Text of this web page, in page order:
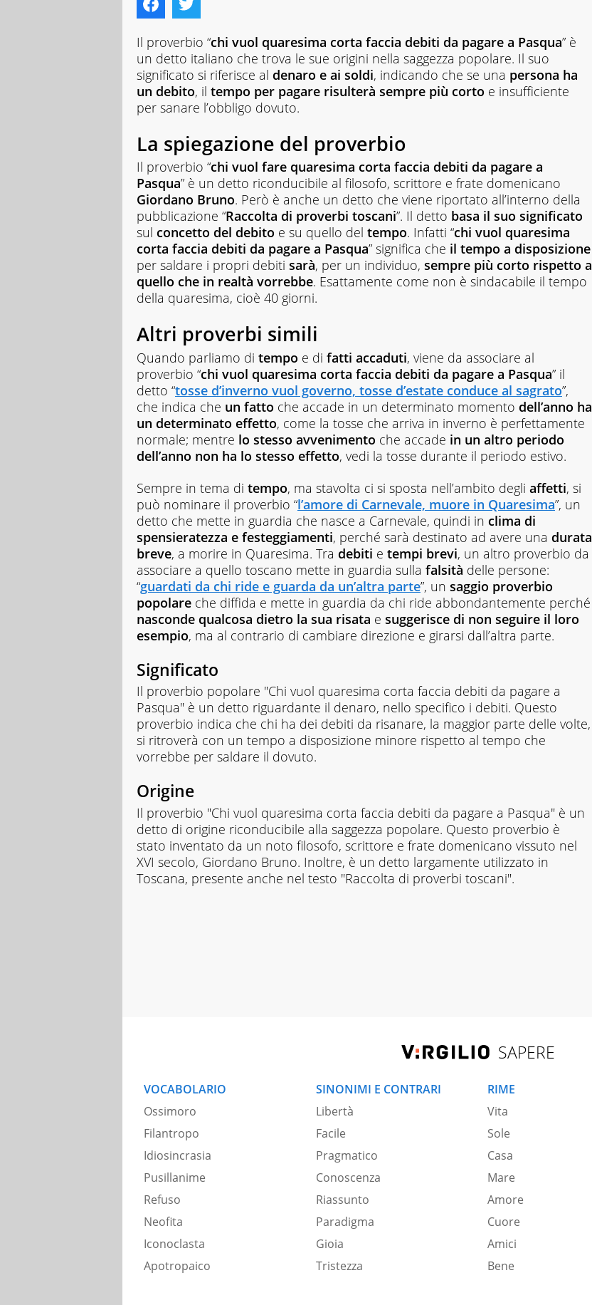
Il proverbio “chi vuol quaresima corta faccia debiti da pagare a Pasqua” è
un detto italiano che trova le sue origini nella saggezza popolare. Il suo
significato si riferisce al denaro e ai soldi, indicando che se una persona ha
un debito, il tempo per pagare risulterà sempre più corto e insufficiente
per sanare l’obbligo dovuto.
La spiegazione del proverbio
Il proverbio “chi vuol fare quaresima corta faccia debiti da pagare a
Pasqua” è un detto riconducibile al filosofo, scrittore e frate domenicano
Giordano Bruno. Però è anche un detto che viene riportato all’interno della
pubblicazione “Raccolta di proverbi toscani”. Il detto basa il suo significato
sul concetto del debito e su quello del tempo. Infatti “chi vuol quaresima
corta faccia debiti da pagare a Pasqua” significa che il tempo a disposizione
per saldare i propri debiti sarà, per un individuo, sempre più corto rispetto a
quello che in realtà vorrebbe. Esattamente come non è sindacabile il tempo
della quaresima, cioè 40 giorni.
Altri proverbi simili
Quando parliamo di tempo e di fatti accaduti, viene da associare al
proverbio “chi vuol quaresima corta faccia debiti da pagare a Pasqua” il
detto “tosse d’inverno vuol governo, tosse d’estate conduce al sagrato”,
che indica che un fatto che accade in un determinato momento dell’anno ha
un determinato effetto, come la tosse che arriva in inverno è perfettamente
normale; mentre lo stesso avvenimento che accade in un altro periodo
dell’anno non ha lo stesso effetto, vedi la tosse durante il periodo estivo.
Sempre in tema di tempo, ma stavolta ci si sposta nell’ambito degli affetti, si
può nominare il proverbio “l’amore di Carnevale, muore in Quaresima”, un
detto che mette in guardia che nasce a Carnevale, quindi in clima di
spensieratezza e festeggiamenti, perché sarà destinato ad avere una durata
breve, a morire in Quaresima. Tra debiti e tempi brevi, un altro proverbio da
associare a quello toscano mette in guardia sulla falsità delle persone:
“guardati da chi ride e guarda da un’altra parte”, un saggio proverbio
popolare che diffida e mette in guardia da chi ride abbondantemente perché
nasconde qualcosa dietro la sua risata e suggerisce di non seguire il loro
esempio, ma al contrario di cambiare direzione e girarsi dall’altra parte.
Significato
Il proverbio popolare "Chi vuol quaresima corta faccia debiti da pagare a
Pasqua" è un detto riguardante il denaro, nello specifico i debiti. Questo
proverbio indica che chi ha dei debiti da risanare, la maggior parte delle volte,
si ritroverà con un tempo a disposizione minore rispetto al tempo che
vorrebbe per saldare il dovuto.
Origine
Il proverbio "Chi vuol quaresima corta faccia debiti da pagare a Pasqua" è un
detto di origine riconducibile alla saggezza popolare. Questo proverbio è
stato inventato da un noto filosofo, scrittore e frate domenicano vissuto nel
XVI secolo, Giordano Bruno. Inoltre, è un detto largamente utilizzato in
Toscana, presente anche nel testo "Raccolta di proverbi toscani".
SAPERE
VOCABOLARIO
Ossimoro
Filantropo
Idiosincrasia
Pusillanime
Refuso
Neofita
Iconoclasta
Apotropaico
SINONIMI E CONTRARI
Libertà
Facile
Pragmatico
Conoscenza
Riassunto
Paradigma
Gioia
Tristezza
RIME
Vita
Sole
Casa
Mare
Amore
Cuore
Amici
Bene